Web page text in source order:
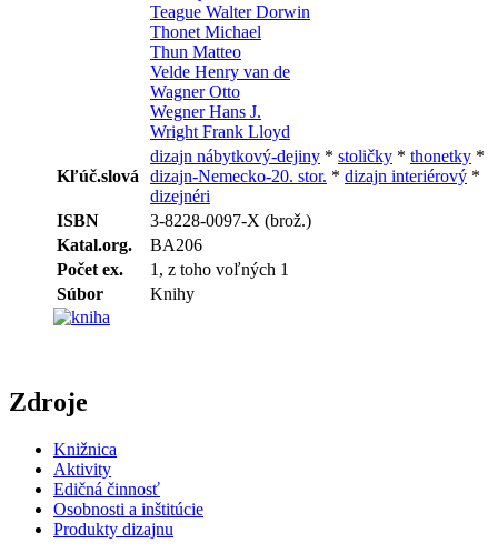
Teague Walter Dorwin
Thonet Michael
Thun Matteo
Velde Henry van de
Wagner Otto
Wegner Hans J.
Wright Frank Lloyd
Kľúč.slová
dizajn nábytkový-dejiny * stoličky * thonetky *
dizajn-Nemecko-20. stor. * dizajn interiérový *
dizejnéri
ISBN
3-8228-0097-X (brož.)
Katal.org.
BA206
Počet ex.
1, z toho voľných 1
Súbor
Knihy
Zdroje
Knižnica
Aktivity
Edičná činnosť
Osobnosti a inštitúcie
Produkty dizajnu